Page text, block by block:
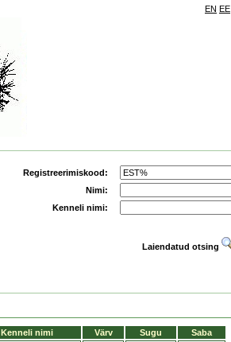
EN EE
Registreerimiskood:
Nimi:
Kenneli nimi:
Laiendatud otsing
Kenneli nimi Värv Sugu
Saba